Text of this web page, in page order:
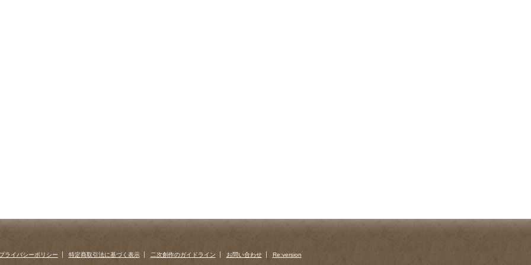
ライバシーポリシー 特定商取引法に基づく表示 二次創作のガイドライン お問い合わせ Re:version